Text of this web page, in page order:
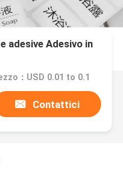
adesive Adesivo in
：USD 0.01 to 0.1
Contattici